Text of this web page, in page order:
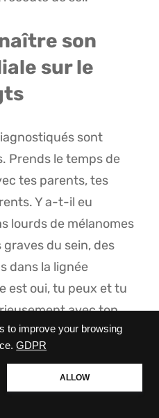
to improve your browsing
GDPR
ALLOW
son
sur le
sont
Prends le temps de
tes parents, tes
Y a-t-il eu
lourds de mélanomes
du sein, des
dans la lignée
est oui, tu peux et tu
avec ton
programmer un
et établir une
adaptée à ton profil